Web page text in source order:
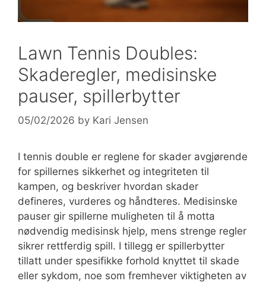
Lawn Tennis Doubles:
Skaderegler, medisinske
pauser, spillerbytter
05/02/2026 by Kari Jensen
I tennis double er reglene for skader avgjørende
for spillernes sikkerhet og integriteten til
kampen, og beskriver hvordan skader
defineres, vurderes og håndteres. Medisinske
pauser gir spillerne muligheten til å motta
nødvendig medisinsk hjelp, mens strenge regler
sikrer rettferdig spill. I tillegg er spillerbytter
tillatt under spesifikke forhold knyttet til skade
eller sykdom, noe som fremhever viktigheten av